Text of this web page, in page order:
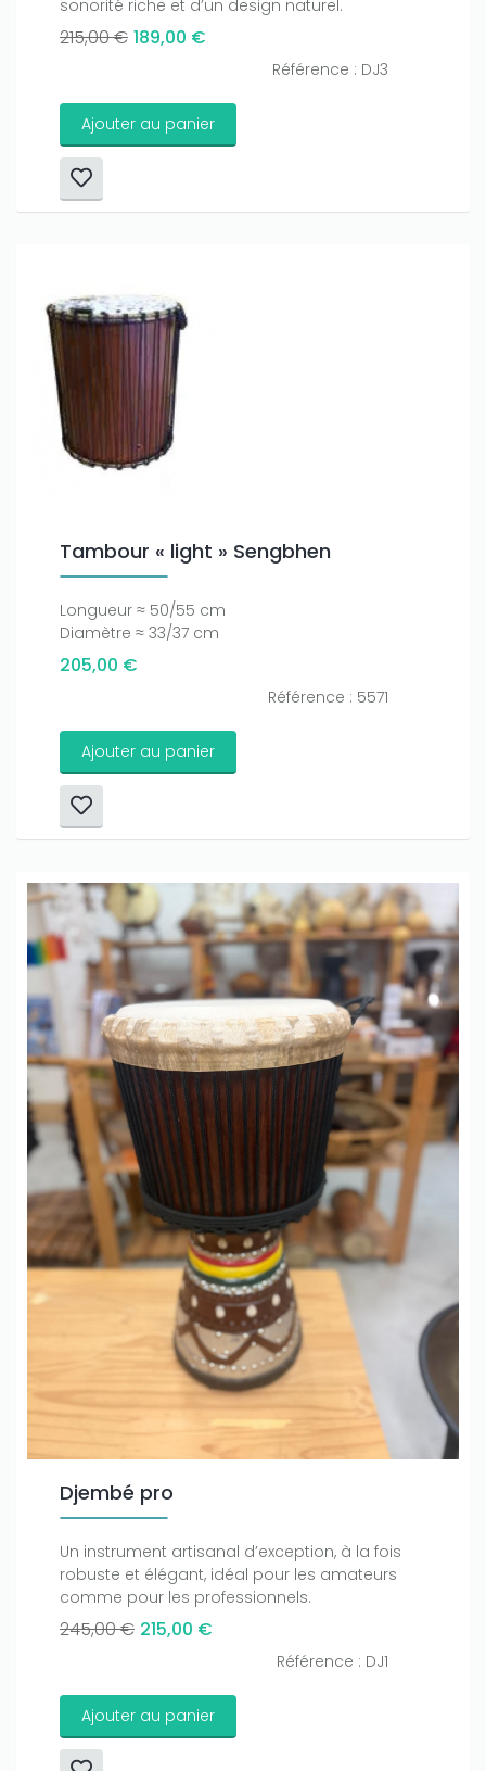
sonorité riche et d’un design naturel.
215,00 € 189,00 €
Référence : DJ3
Ajouter au panier
Tambour « light » Sengbhen
Longueur ≈ 50/55 cm
Diamètre ≈ 33/37 cm
205,00 €
Référence : 5571
Ajouter au panier
Djembé pro
Un instrument artisanal d’exception, à la fois
robuste et élégant, idéal pour les amateurs
comme pour les professionnels.
245,00 € 215,00 €
Référence : DJ1
Ajouter au panier